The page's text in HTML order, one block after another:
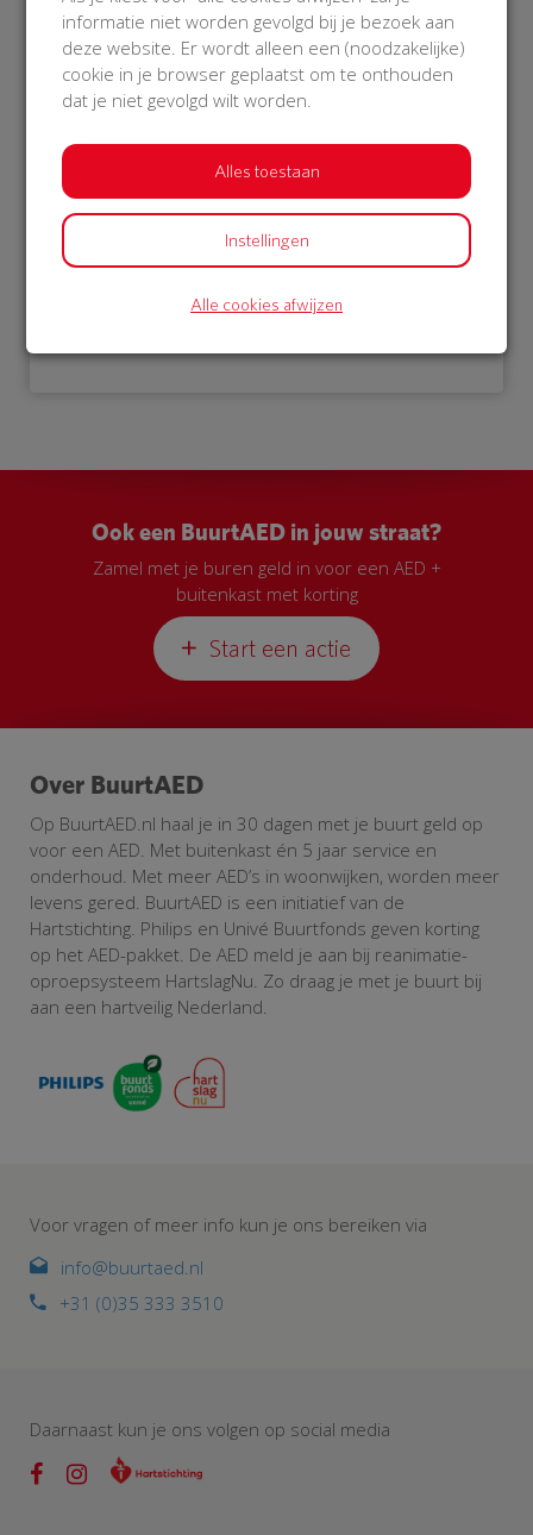
€ 976
Philips
22 Oct 2018
Bekijk alle donateurs
Ook een BuurtAED in jouw straat?
Zamel met je buren geld in voor een AED +
buitenkast met korting
Start een actie
Over BuurtAED
Op BuurtAED.nl haal je in 30 dagen met je buurt geld op
voor een AED. Met buitenkast én 5 jaar service en
onderhoud. Met meer AED’s in woonwijken, worden meer
levens gered. BuurtAED is een initiatief van de
Hartstichting. Philips en Univé Buurtfonds geven korting
op het AED-pakket. De AED meld je aan bij reanimatie-
oproepsysteem HartslagNu. Zo draag je met je buurt bij
aan een hartveilig Nederland.
Voor vragen of meer info kun je ons bereiken via
info@buurtaed.nl
+31 (0)35 333 3510
Daarnaast kun je ons volgen op social media
informatie niet worden gevolgd bij je bezoek aan
deze website. Er wordt alleen een (noodzakelijke)
cookie in je browser geplaatst om te onthouden
dat je niet gevolgd wilt worden.
Alles toestaan
Instellingen
Alle cookies afwijzen